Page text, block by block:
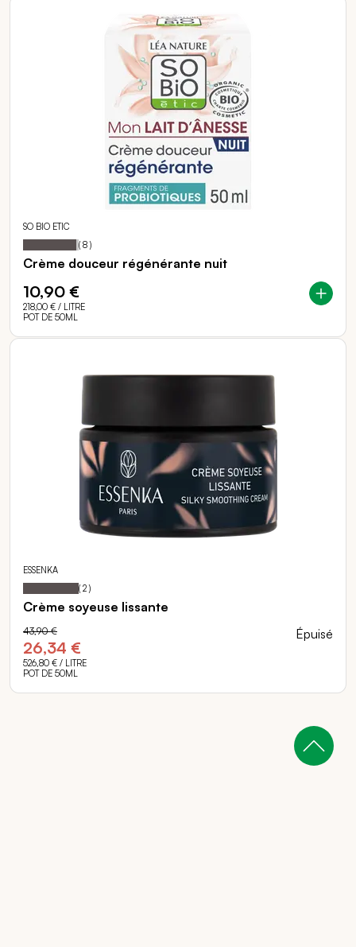
SO BIO ETIC
Notation: 95
% of
( 8 )
Crème douceur régénérante nuit
10,90 €
218,00 € / LITRE
POT DE 50ML
ESSENKA
Notation: 100
% of
( 2 )
Crème soyeuse lissante
26,34 €
43,90 €
526,80 € / LITRE
POT DE 50ML
Épuisé